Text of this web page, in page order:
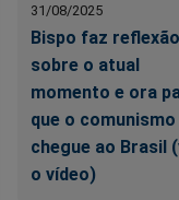
31/08/2025
Bispo faz reflexão
sobre o atual
momento e ora
que o comunismo
chegue ao Brasil
o vídeo)